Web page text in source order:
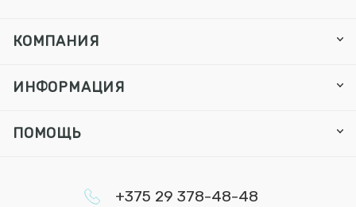
КОМПАНИЯ
ИНФОРМАЦИЯ
ПОМОЩЬ
+375 29 378-48-48